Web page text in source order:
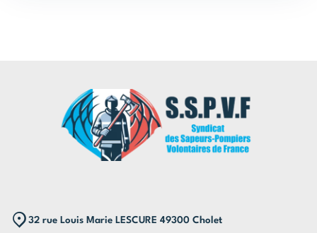
32 rue Louis Marie LESCURE 49300 Cholet